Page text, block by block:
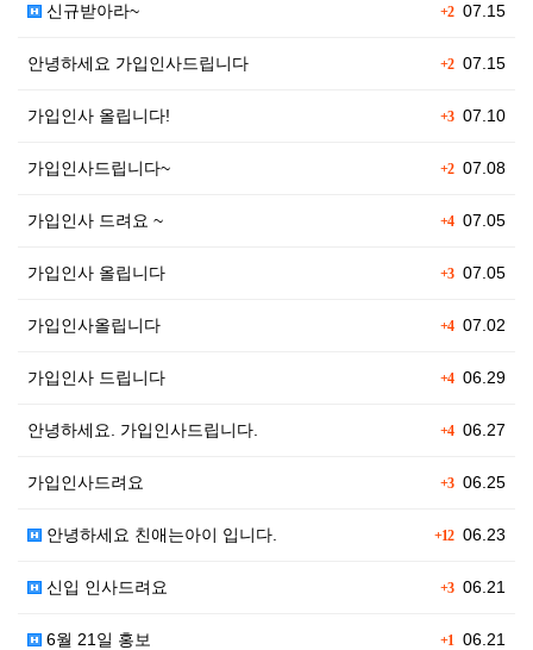
+207.15
신규받아라~
+207.15
안녕하세요 가입인사드립니다
+307.10
가입인사 올립니다!
+207.08
가입인사드립니다~
+407.05
가입인사 드려요 ~
+307.05
가입인사 올립니다
+407.02
가입인사올립니다
+406.29
가입인사 드립니다
+406.27
안녕하세요. 가입인사드립니다.
+306.25
가입인사드려요
+1206.23
안녕하세요 친애는아이 입니다.
+306.21
신입 인사드려요
+1 06.21
6월 21일 홍보